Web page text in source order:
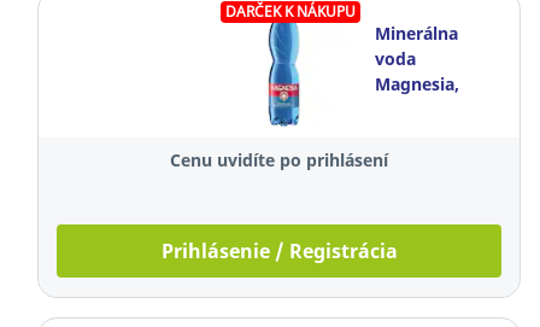
DARČEK K NÁKUPU
Minerálna
voda
Magnesia,
kusov
Cenu uvidíte po prihlásení
Prihlásenie / Registrácia